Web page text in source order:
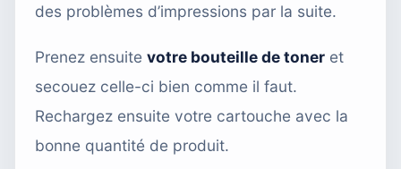
des problèmes d’impressions par la suite.
Prenez ensuite votre bouteille de toner et
secouez celle-ci bien comme il faut.
Rechargez ensuite votre cartouche avec la
bonne quantité de produit.